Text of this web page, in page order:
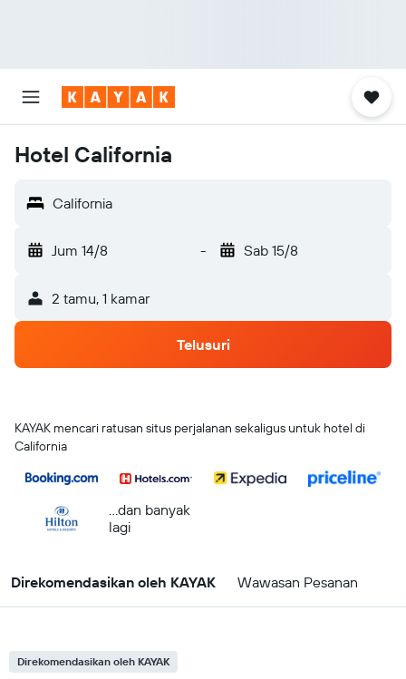
Hotel California
California
Jum 14/8 - Sab 15/8
2 tamu, 1 kamar
Telusuri
KAYAK mencari ratusan situs perjalanan sekaligus untuk hotel di
California
...dan banyak
lagi
Direkomendasikan oleh KAYAK Wawasan Pesanan
Direkomendasikan oleh KAYAK